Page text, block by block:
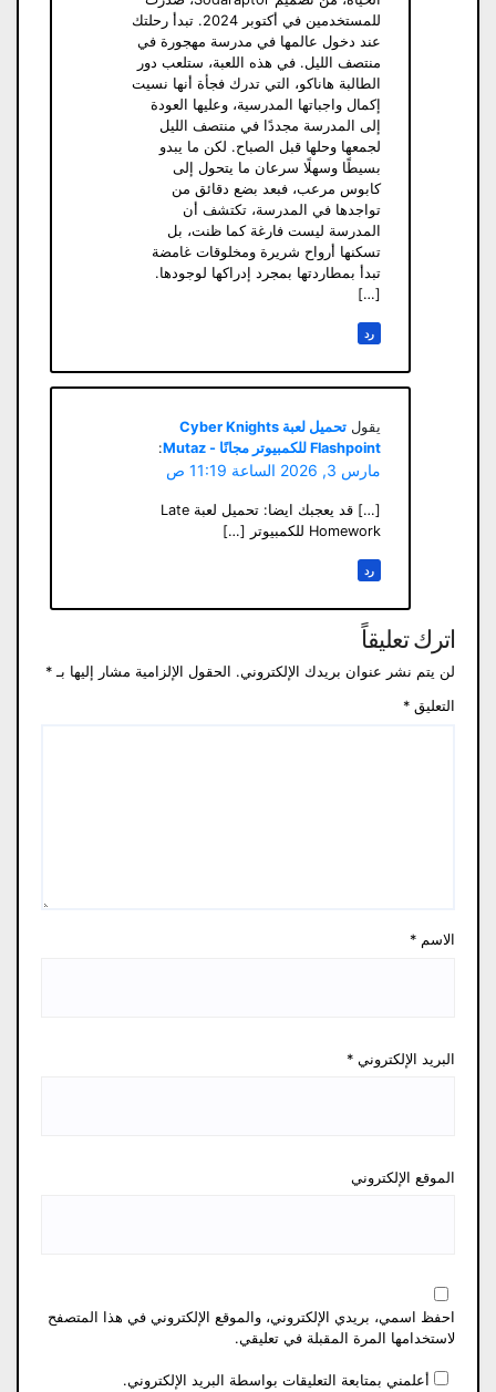
للمستخدمين في أكتوبر 2024. تبدأ رحلتك
عند دخول عالمها في مدرسة مهجورة في
منتصف الليل. في هذه اللعبة، ستلعب دور
الطالبة هاناكو، التي تدرك فجأة أنها نسيت
إكمال واجباتها المدرسية، وعليها العودة
إلى المدرسة مجددًا في منتصف الليل
لجمعها وحلها قبل الصباح. لكن ما يبدو
بسيطًا وسهلًا سرعان ما يتحول إلى
كابوس مرعب، فبعد بضع دقائق من
تواجدها في المدرسة، تكتشف أن
المدرسة ليست فارغة كما ظنت، بل
تسكنها أرواح شريرة ومخلوقات غامضة
تبدأ بمطاردتها بمجرد إدراكها لوجودها.
[…]
رد
يقول
تحميل لعبة Cyber Knights
Flashpoint للكمبيوتر مجانًا - Mutaz
:
مارس 3, 2026 الساعة 11:19 ص
[…] قد يعجبك ايضا: تحميل لعبة Late
Homework للكمبيوتر […]
رد
اترك تعليقاً
لن يتم نشر عنوان بريدك الإلكتروني. الحقول الإلزامية مشار إليها بـ *
التعليق *
الاسم *
البريد الإلكتروني *
الموقع الإلكتروني
احفظ اسمي، بريدي الإلكتروني، والموقع الإلكتروني في هذا المتصفح
لاستخدامها المرة المقبلة في تعليقي.
أعلمني بمتابعة التعليقات بواسطة البريد الإلكتروني.